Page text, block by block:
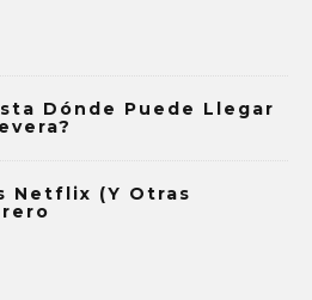
Dónde Puede Llegar
Netflix (y Otras